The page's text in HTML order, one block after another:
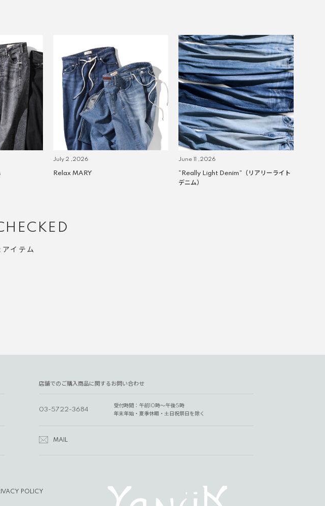
July 2 ,2026
Relax MARY
June 11 ,2026
“Really Light Denim”（リアリーライト
デニム）
イテム
店舗でのご購入商品に関するお問い合わせ
03-5722-3684
受付時間：午前10時～午後5時
年末年始・夏季休暇・土日祝祭日を除く
MAIL
POLICY